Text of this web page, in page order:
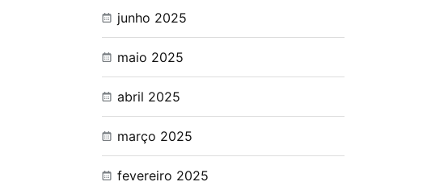
junho 2025
maio 2025
abril 2025
março 2025
fevereiro 2025